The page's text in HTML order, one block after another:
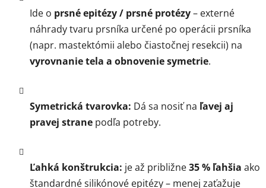
Ide o prsné epitézy / prsné protézy– externé
náhrady tvaru prsníka určené po operácii prsníka
(napr. mastektómii alebo čiastočnej resekcii) na
vyrovnanie tela a obnovenie symetrie.
Symetrická tvarovka: Dá sa nosiť na ľavej aj
pravej strane podľa potreby.
Ľahká konštrukcia: je až približne35 % ľahšia ako
štandardné silikónové epitézy – menej zaťažuje